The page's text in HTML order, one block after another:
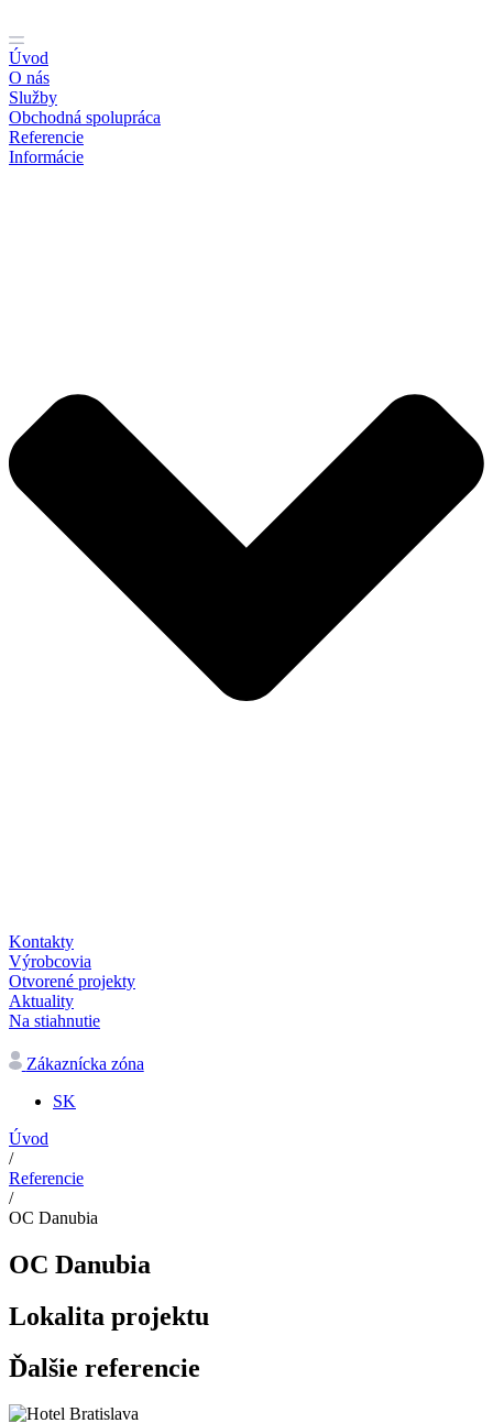
na
obsah
Úvod
O nás
Služby
Obchodná spolupráca
Referencie
Informácie
Kontakty
Výrobcovia
Otvorené projekty
Aktuality
Na stiahnutie
Zákaznícka zóna
SK
Úvod
/
Referencie
/
OC Danubia
OC Danubia
Lokalita projektu
Ďalšie referencie